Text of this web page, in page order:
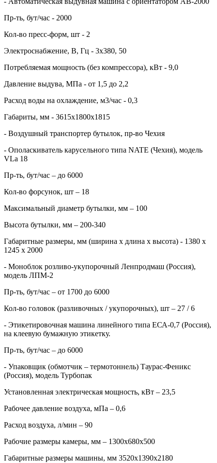
Пр-ть, бут/час - 2000
Кол-во пресс-форм, шт - 2
Электроснабжение, В, Гц - 3х380, 50
Потребляемая мощность (без компрессора), кВт - 9,0
Давление выдува, МПа - от 1,5 до 2,2
Расход воды на охлаждение, м3/час - 0,3
Габариты, мм - 3615х1800х1815
- Воздушный транспортер бутылок, пр-во Чехия
- Ополаскиватель карусельного типа NATE (Чехия), модель
VLa 18
Пр-ть, бут/час – до 6000
Кол-во форсунок, шт – 18
Максимальный диаметр бутылки, мм – 100
Высота бутылки, мм – 200-340
Габаритные размеры, мм (ширина х длина х высота) - 1380 х
1245 х 2000
- Моноблок розливо-укупорочный Ленпродмаш (Россия),
модель ЛПМ-2
Пр-ть, бут/час – от 1700 до 6000
Кол-во головок (разливочных / укупорочных), шт – 27 / 6
- Этикетировочная машина линейного типа ЕСА-0,7 (Россия),
на клеевую бумажную этикетку.
Пр-ть, бут/час – до 6000
- Упаковщик (обмотчик – термотоннель) Таурас-Феникс
(Россия), модель Турбопак
Установленная электрическая мощность, кВт – 23,5
Рабочее давление воздуха, мПа – 0,6
Расход воздуха, л/мин – 90
Рабочие размеры камеры, мм – 1300х680х500
Габаритные размеры машины, мм 3520х1390х2180